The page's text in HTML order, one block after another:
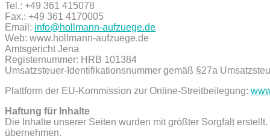
Tel.: +49 361 415078
Fax.: +49 361 4170005
Email: info@hollmann-aufzuege.de
Web: www.hollmann-aufzuege.de
Amtsgericht Jena
Registernummer: HRB 101384
Umsatzsteuer-Identifikationsnummer gemäß §27a
Plattform der EU-Kommission zur Online-Streitbeilegung:
Haftung für Inhalte
Die Inhalte unserer Seiten wurden mit größter Sorgfalt
übernehmen.